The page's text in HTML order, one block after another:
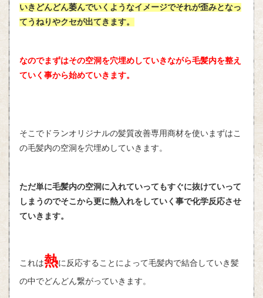
いきどんどん萎んでいくようなイメージでそれが歪みとなっ
てうねりやクセが出てきます。
なのでまずはその空洞を穴埋めしていきながら毛髪内を整え
ていく事から始めていきます。
そこでドランオリジナルの髪質改善専用商材を使いまずはこ
の毛髪内の空洞を穴埋めしていきます。
ただ単に毛髪内の空洞に入れていってもすぐに抜けていって
しまうのでそこから更に熱入れをしていく事で化学反応させ
ていきます。
これは熱に反応することによって毛髪内で結合していき髪
の中でどんどん繋がっていきます。